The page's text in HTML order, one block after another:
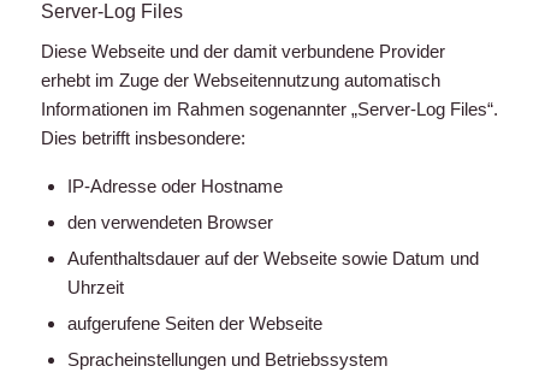
Server-Log Files
Diese Webseite und der damit verbundene Provider
erhebt im Zuge der Webseitennutzung automatisch
Informationen im Rahmen sogenannter „Server-Log Files“.
Dies betrifft insbesondere:
IP-Adresse oder Hostname
den verwendeten Browser
Aufenthaltsdauer auf der Webseite sowie Datum und
Uhrzeit
aufgerufene Seiten der Webseite
Spracheinstellungen und Betriebssystem